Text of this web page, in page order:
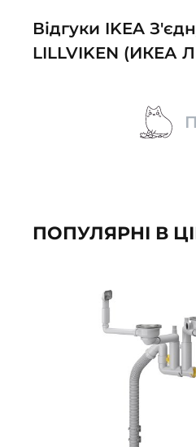
Відгуки IKEA
LILLVIKEN (ИКЕА
ПОПУЛЯРНІ В